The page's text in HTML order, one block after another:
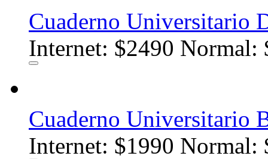
Cuaderno Universitario
Internet: $2490 Normal:
Cuaderno Universitario
Internet: $1990 Normal: